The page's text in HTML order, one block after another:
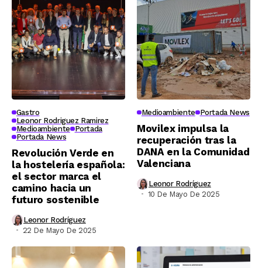
Gastro
Leonor Rodriguez Ramirez
Medioambiente Portada
Portada News
Revolución Verde en
la hostelería española:
el sector marca el
camino hacia un
futuro sostenible
Leonor Rodríguez
22 De Mayo De 2025
Medioambiente Portada News
Movilex impulsa la
recuperación tras la
DANA en la Comunidad
Valenciana
Leonor Rodríguez
10 De Mayo De 2025